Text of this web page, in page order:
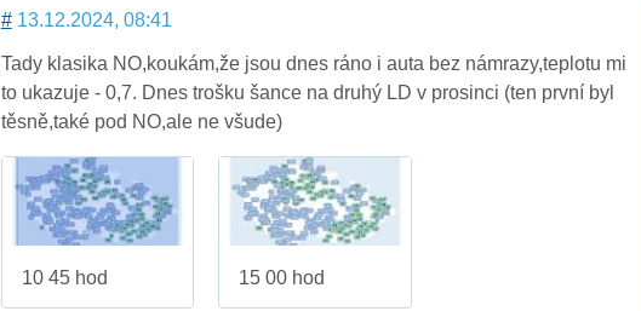
#13.12.2024, 08:41
Tady klasika NO,koukám,že jsou dnes ráno i auta bez námrazy,teplotu mi
to ukazuje - 0,7. Dnes trošku šance na druhý LD v prosinci (ten první byl
těsně,také pod NO,ale ne všude)
10 45 hod 15 00 hod